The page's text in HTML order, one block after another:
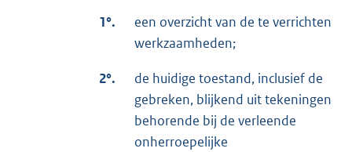
1°.
een overzicht van de te verrichten
werkzaamheden;
2°.
de huidige toestand, inclusief de
gebreken, blijkend uit tekeningen
behorende bij de verleende
onherroepelijke